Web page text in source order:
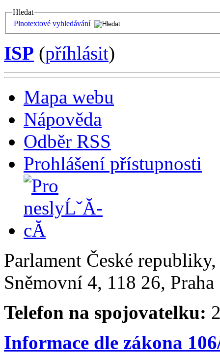
Hledat
Plnotextové vyhledávání
ISP (příhlásit)
Mapa webu
Nápověda
Odběr RSS
Prohlášení přístupnosti
Parlament České
Sněmovní 4, 118 26,
Telefon na spojovatelku:
Informace dle zákona